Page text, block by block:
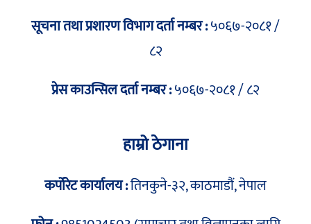
सूचना तथा प्रशारण विभाग दर्ता नम्बर :५०६७-२०८१ /
८२
प्रेस काउन्सिल दर्ता नम्बर :५०६७-२०८१ / ८२
हाम्रो ठेगाना
कर्पोरेट कार्यालय :तिनकुने-३२, काठमाडौं, नेपाल